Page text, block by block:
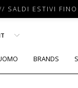
ESTIVI
BRANDS